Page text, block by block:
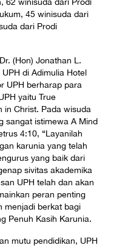
45 winisuda dari
dari Prodi
(Hon) Jonathan L.
di Adimulia Hotel
UPH berharap para
yaitu True
in Christ. Pada wisuda
sangat istimewa A Mind
4:10, “Layanilah
karunia yang telah
yang baik dari
sivitas akademika
UPH telah dan akan
peran penting
menjadi berkat bagi
Penuh Kasih Karunia.
mutu pendidikan, UPH